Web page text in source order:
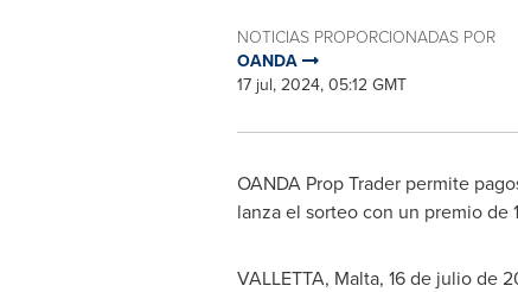
NOTICIAS PROPORCIONADAS POR
OANDA
17 jul, 2024, 05:12 GMT
OANDA Prop Trader permite
lanza el sorteo con un premio de
VALLETTA, Malta, 16 de julio de